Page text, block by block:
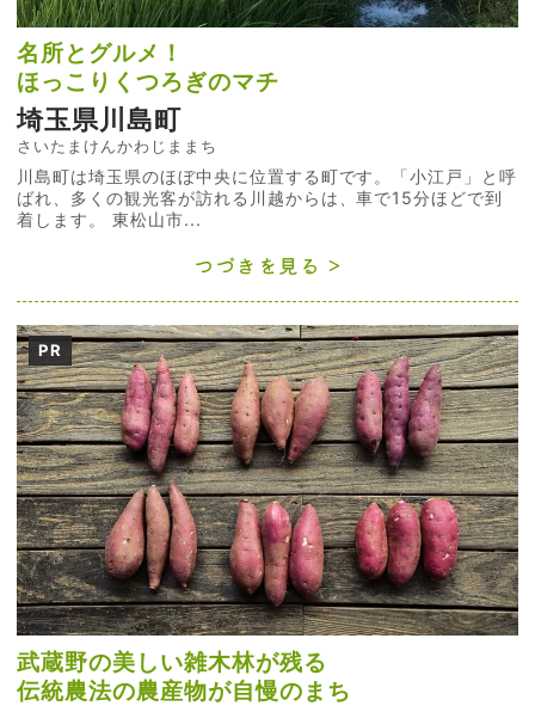
名所とグルメ！
ほっこりくつろぎのマチ
埼玉県川島町
さいたまけんかわじままち
川島町は埼玉県のほぼ中央に位置する町です。「小江戸」と呼
ばれ、多くの観光客が訪れる川越からは、車で15分ほどで到
着します。 東松山市...
つづきを見る
PR
武蔵野の美しい雑木林が残る
伝統農法の農産物が自慢のまち